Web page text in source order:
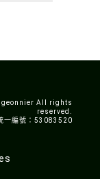
All rights
reserved.
一編號：53083520